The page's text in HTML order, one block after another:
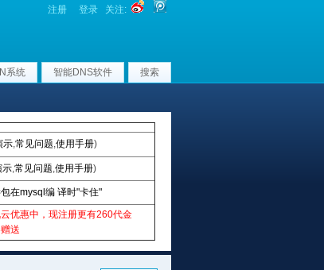
注册 登录 关注:
系统 智能DNS软件 搜索
示,常见问题,使用手册)
示,常见问题,使用手册)
在mysql编 译时"卡住"
优惠中，现注册更有260代金
送